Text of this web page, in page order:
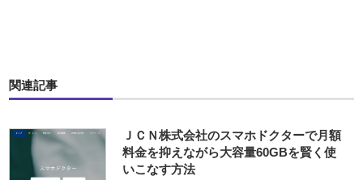
関連記事
ＪＣＮ株式会社のスマホドクターで月額
料金を抑えながら大容量60GBを賢く使
いこなす方法